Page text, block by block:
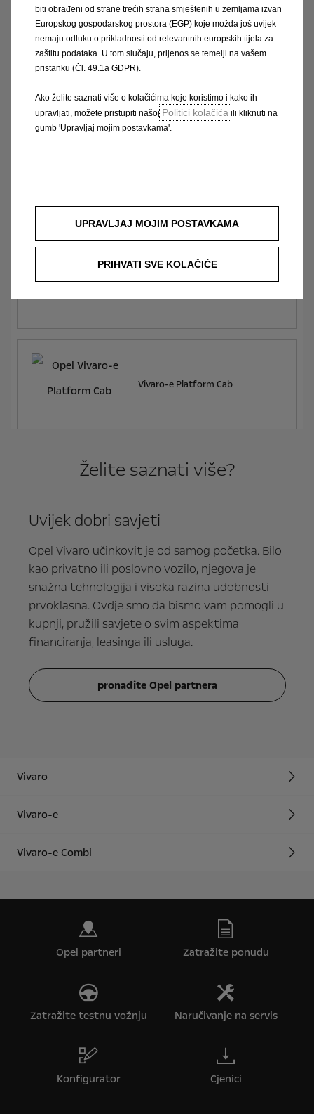
Vivaro-e
Vivaro-e Combi
Vivaro-e Platform Cab
Želite saznati više?
Uvijek dobri savjeti
Opel Vivaro učinkovit je od samog početka. Bilo
kao privatno ili poslovno vozilo, njegova je
snažna tehnologija i visoka razina udobnosti
prvoklasna. Ovdje smo da bismo vam pomogli u
kupnji, pružili savjete o svim aspektima
financiranja, leasinga ili usluga.
pronađite Opel partnera
Vivaro
Vivaro-e
Vivaro-e Combi
Opel partneri Zatražite ponudu
Zatražite testnu vožnju Naručivanje na servis
Konfigurator Cjenici
biti obrađeni od strane trećih strana smještenih u zemljama izvan
Europskog gospodarskog prostora (EGP) koje možda još uvijek
nemaju odluku o prikladnosti od relevantnih europskih tijela za
zaštitu podataka. U tom slučaju, prijenos se temelji na vašem
pristanku (Čl. 49.1a GDPR).
Ako želite saznati više o kolačićima koje koristimo i kako ih
upravljati, možete pristupiti našoj Politici kolačića ili kliknuti na
gumb 'Upravljaj mojim postavkama'.
UPRAVLJAJ MOJIM POSTAVKAMA
PRIHVATI SVE KOLAČIĆE